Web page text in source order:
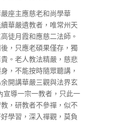
座主應慈老和尚學華
華嚴遺教者，唯常州天
徒月霞和應慈二法師。
，只應老碩果僅存，獨
。老人教法精嚴，慈悲
，不能按時隨眾聽講，
開講華嚴三觀與法界玄
宣導一宗一教者，只此一
，研教者不參禪，似不
學習，深入禪觀，莫負